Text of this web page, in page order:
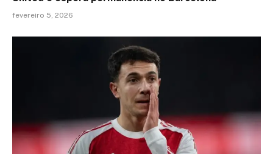
fevereiro 5, 2026